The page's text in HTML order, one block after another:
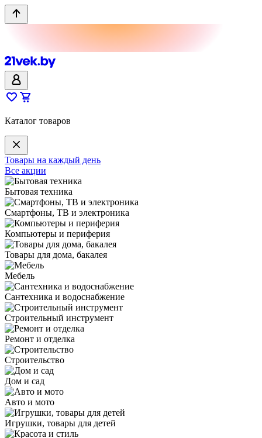
Каталог товаров
Товары на каждый день
Все акции
Бытовая техника
Смартфоны, ТВ и электроника
Компьютеры и периферия
Товары для дома, бакалея
Мебель
Сантехника и водоснабжение
Строительный инструмент
Ремонт и отделка
Строительство
Дом и сад
Авто и мото
Игрушки, товары для детей